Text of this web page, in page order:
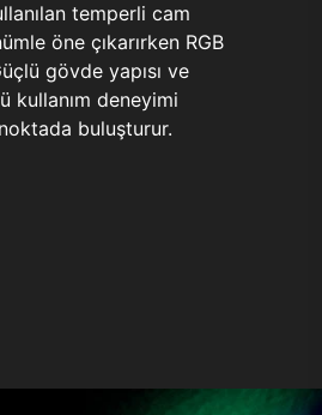
temperli cam
öne çıkarırken RGB
gövde yapısı ve
kullanım deneyimi
buluşturur.